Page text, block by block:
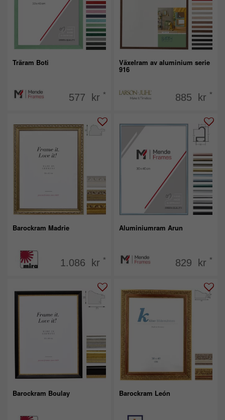
Träram Boti
577 kr *
Växelram av aluminium serie
916
885 kr *
Barockram Madrie
1.086 kr *
Aluminiumram Arun
829 kr *
Barockram Boulay Barockram León